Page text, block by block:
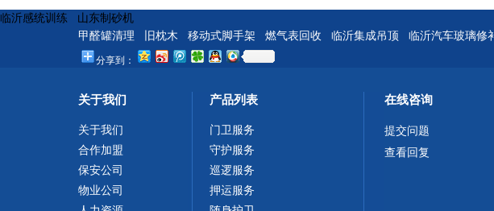
临沂感统训练
山东制砂机
甲醛罐清理
旧枕木 移动式脚手架 燃气表回收 临沂集成吊顶 临沂汽车玻璃修
分享到：
关于我们
关于我们
合作加盟
保安公司
物业公司
产品列表
门卫服务
守护服务
巡逻服务
押运服务
在线咨询
提交问题
查看回复